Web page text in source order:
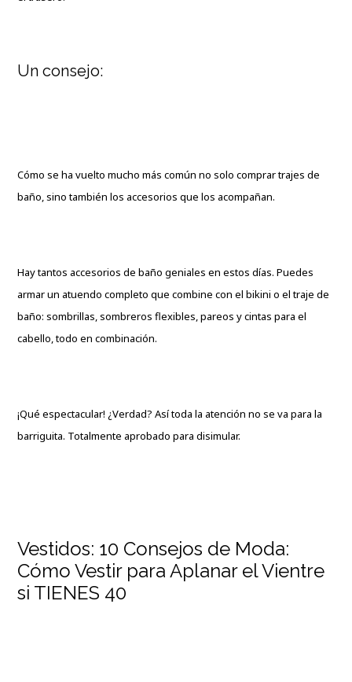
Un consejo:
Cómo se ha vuelto mucho más común no solo comprar trajes de
baño, sino también los accesorios que los acompañan.
Hay tantos accesorios de baño geniales en estos días. Puedes
armar un atuendo completo que combine con el bikini o el traje de
baño: sombrillas, sombreros flexibles, pareos y cintas para el
cabello, todo en combinación.
¡Qué espectacular! ¿Verdad? Así toda la atención no se va para la
barriguita. Totalmente aprobado para disimular.
Vestidos: 10 Consejos de Moda:
Cómo Vestir para Aplanar el Vientre
si TIENES 40